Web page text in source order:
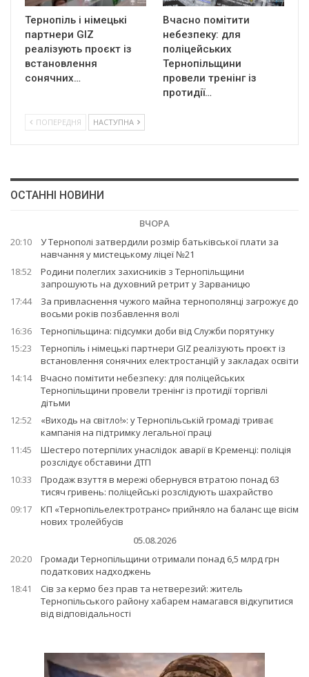
Тернопіль і німецькі
партнери GIZ
реалізують проєкт із
встановлення
сонячних…
Вчасно помітити
небезпеку: для
поліцейських
Тернопільщини
провели тренінг із
протидії…
ПОПЕРЕДНЯ НАСТУПНА
ОСТАННІ НОВИНИ
ВЧОРА
20:10
У Тернополі затвердили розмір батьківської плати за
навчання у мистецькому ліцеї №21
18:52
Родини полеглих захисників з Тернопільщини
запрошують на духовний ретрит у Зарваницю
17:44
За привласнення чужого майна тернополянці загрожує до
восьми років позбавлення волі
16:36
Тернопільщина: підсумки доби від Служби порятунку
15:23
Тернопіль і німецькі партнери GIZ реалізують проєкт із
встановлення сонячних електростанцій у закладах освіти
14:14
Вчасно помітити небезпеку: для поліцейських
Тернопільщини провели тренінг із протидії торгівлі
дітьми
12:52
«Виходь на світло!»: у Тернопільській громаді триває
кампанія на підтримку легальної праці
11:45
Шестеро потерпілих унаслідок аварії в Кременці: поліція
розслідує обставини ДТП
10:33
Продаж взуття в мережі обернувся втратою понад 63
тисяч гривень: поліцейські розслідують шахрайство
09:17
КП «Тернопільелектротранс» прийняло на баланс ще вісім
нових тролейбусів
05.08.2026
20:20
Громади Тернопільщини отримали понад 6,5 млрд грн
податкових надходжень
18:41
Сів за кермо без прав та нетверезий: житель
Тернопільського району хабарем намагався відкупитися
від відповідальності